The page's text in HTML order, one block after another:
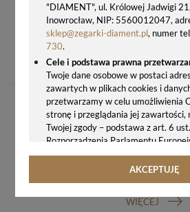
"DIAMENT", ul. Królowej Jadwigi
Inowrocław, NIP: 5560012047,
sklep@zegarki-diament.pl, numer
730.
Cele i podstawa prawna
Twoje dane osobowe w postaci
zawartych w plikach cookies i
przetwarzamy w celu umożliwienia
stronę i przeglądania jej zawartości,
Twojej zgody – podstawa z art. 6
Rozporządzenia Parlamentu
2016/679 z 27.04.2016 r. w
fizycznych w związku z
rozporządzenie o ochronie danych, tj.
AKCEPTUJĘ
359,00 zł
GWARANCJA
WIĘCEJ